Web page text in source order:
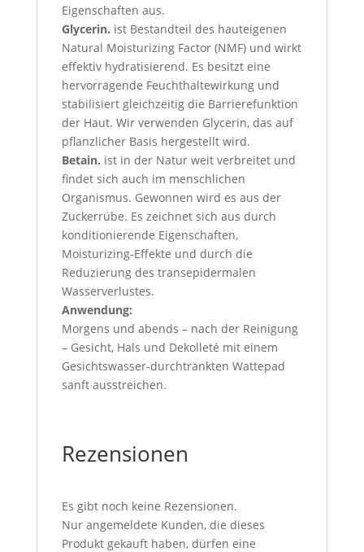
Eigenschaften aus.
Glycerin. ist Bestandteil des hauteigenen
Natural Moisturizing Factor (NMF) und wirkt
effektiv hydratisierend. Es besitzt eine
hervorragende Feuchthaltewirkung und
stabilisiert gleichzeitig die Barrierefunktion
der Haut. Wir verwenden Glycerin, das auf
pflanzlicher Basis hergestellt wird.
Betain. ist in der Natur weit verbreitet und
findet sich auch im menschlichen
Organismus. Gewonnen wird es aus der
Zuckerrübe. Es zeichnet sich aus durch
konditionierende Eigenschaften,
Moisturizing-Effekte und durch die
Reduzierung des transepidermalen
Wasserverlustes.
Anwendung:
Morgens und abends – nach der Reinigung
– Gesicht, Hals und Dekolleté mit einem
Gesichtswasser-durchtränkten Wattepad
sanft ausstreichen.
Rezensionen
Es gibt noch keine Rezensionen.
Nur angemeldete Kunden, die dieses
Produkt gekauft haben, dürfen eine